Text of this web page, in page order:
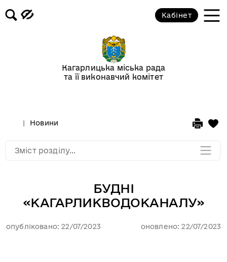
Кагарлицька міська рада
та її виконавчий комітет
Кабінет
Новини
БУДНІ
«КАГАРЛИКВОДОКАНАЛУ»
опубліковано: 22/07/2023 оновлено: 22/07/2023
Зміст розділу...